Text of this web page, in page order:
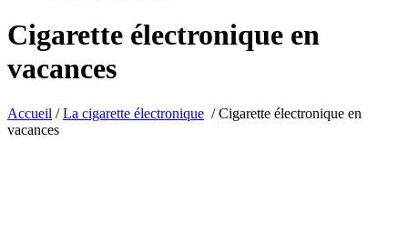
Cigarette électronique en
vacances
Accueil /La cigarette électronique /Cigarette électronique en
vacances